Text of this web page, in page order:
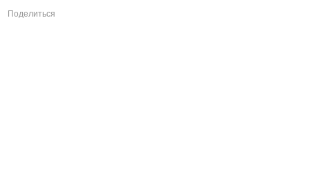
Поделиться